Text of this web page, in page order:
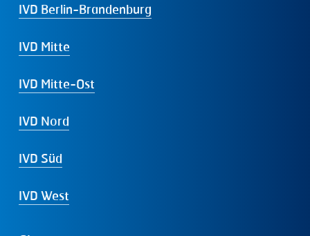
IVD Berlin-Brandenburg
IVD Mitte
IVD Mitte-Ost
IVD Nord
IVD Süd
IVD West